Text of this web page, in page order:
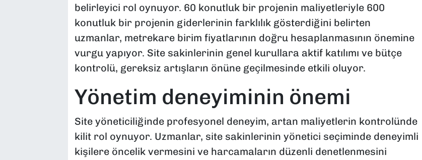
belirleyici rol oynuyor. 60 konutluk bir projenin maliyetleriyle 600
konutluk bir projenin giderlerinin farklılık gösterdiğini belirten
uzmanlar, metrekare birim fiyatlarının doğru hesaplanmasının önemine
vurgu yapıyor. Site sakinlerinin genel kurullara aktif katılımı ve bütçe
kontrolü, gereksiz artışların önüne geçilmesinde etkili oluyor.
Yönetim deneyiminin önemi
Site yöneticiliğinde profesyonel deneyim, artan maliyetlerin kontrolünde
kilit rol oynuyor. Uzmanlar, site sakinlerinin yönetici seçiminde deneyimli
kişilere öncelik vermesini ve harcamaların düzenli denetlenmesini